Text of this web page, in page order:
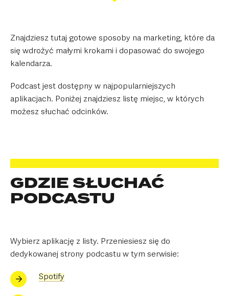
Znajdziesz tutaj gotowe sposoby na marketing, które da
się wdrożyć małymi krokami i dopasować do swojego
kalendarza.
Podcast jest dostępny w najpopularniejszych
aplikacjach. Poniżej znajdziesz listę miejsc, w których
możesz słuchać odcinków.
GDZIE SŁUCHAĆ
PODCASTU
Wybierz aplikację z listy. Przeniesiesz się do
dedykowanej strony podcastu w tym serwisie:
Spotify